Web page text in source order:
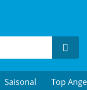
Saisonal Top